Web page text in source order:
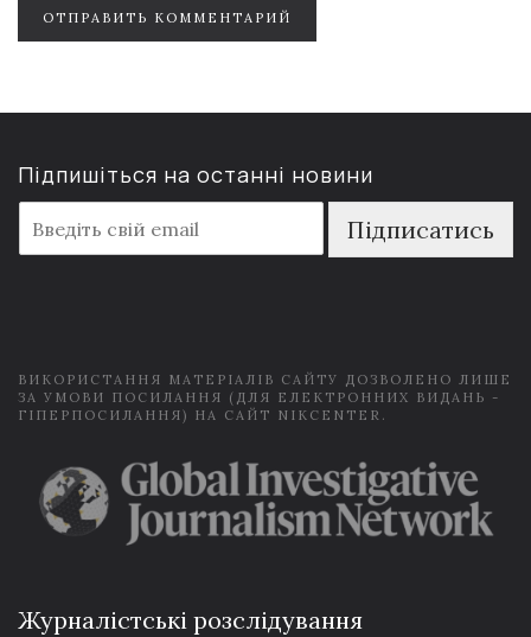
ОТПРАВИТЬ КОММЕНТАРИЙ
Підпишіться на останні новини
m
a
Підписатись
ВИКОРИСТАННЯ МАТЕРІАЛІВ САЙТУ ДОЗВОЛЕНО ЛИШЕ
ЗА УМОВИ ПОСИЛАННЯ (ДЛЯ ЕЛЕКТРОННИХ ВИДАНЬ -
ГІПЕРПОСИЛАННЯ) НА САЙТ NIKCENTER.
Журналістські розслідування